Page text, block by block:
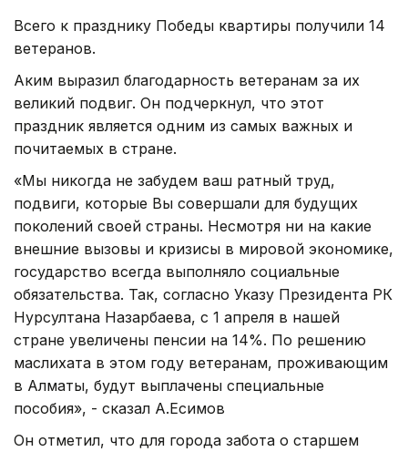
Всего к празднику Победы квартиры получили 14
ветеранов.
Аким выразил благодарность ветеранам за их
великий подвиг. Он подчеркнул, что этот
праздник является одним из самых важных и
почитаемых в стране.
«Мы никогда не забудем ваш ратный труд,
подвиги, которые Вы совершали для будущих
поколений своей страны. Несмотря ни на какие
внешние вызовы и кризисы в мировой экономике,
государство всегда выполняло социальные
обязательства. Так, согласно Указу Президента РК
Нурсултана Назарбаева, с 1 апреля в нашей
стране увеличены пенсии на 14%. По решению
маслихата в этом году ветеранам, проживающим
в Алматы, будут выплачены специальные
пособия», - сказал А.Есимов
Он отметил, что для города забота о старшем